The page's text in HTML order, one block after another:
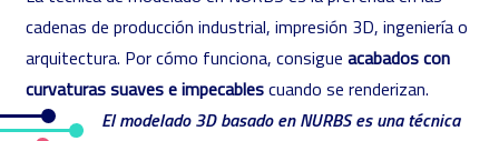
cadenas de producción industrial, impresión 3D, ingeniería o
arquitectura. Por cómo funciona, consigue acabados con
curvaturas suaves e impecablescuando se renderizan.
El modelado 3D basado en NURBS es una técnica